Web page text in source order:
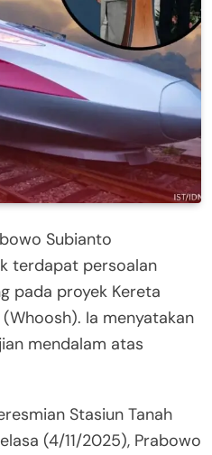
Subianto
terdapat persoalan
pada proyek Kereta
Ia menyatakan
mendalam atas
Stasiun Tanah
(4/11/2025), Prabowo